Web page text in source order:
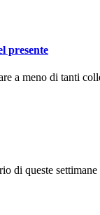
presente
a meno di tanti
di queste